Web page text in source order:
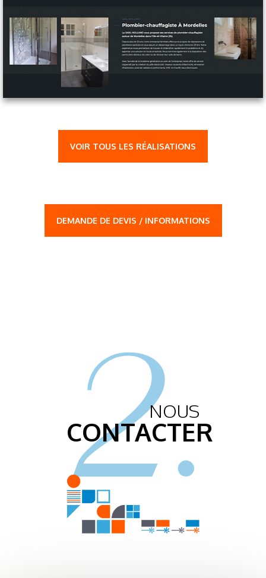
VOIR TOUS LES RÉALISATIONS
DEMANDE DE DEVIS / INFORMATIONS
2.
NOUS
CONTACTER